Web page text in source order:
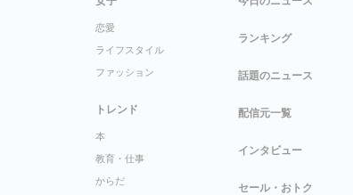
恋愛
ライフスタイル
ファッション
トレンド
本
教育・仕事
からだ
ランキング
話題のニュース
配信元一覧
インタビュー
セール・おトク